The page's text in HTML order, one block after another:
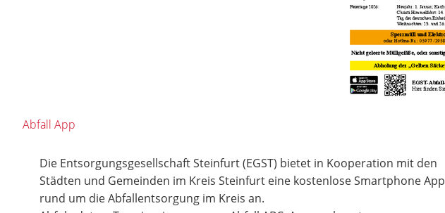
Abfall App
Die Entsorgungsgesellschaft Steinfurt (EGST) bietet in Kooperation mit den
Städten und Gemeinden im Kreis Steinfurt eine kostenlose Smartphone App
rund um die Abfallentsorgung im Kreis an.